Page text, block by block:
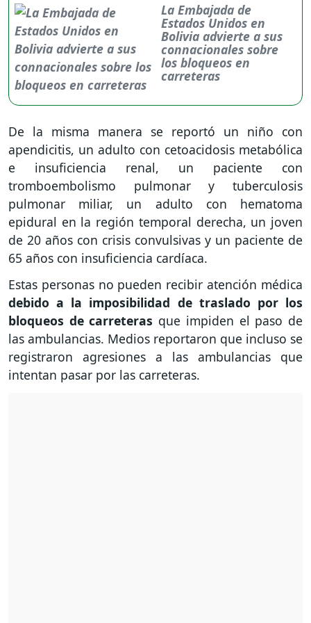
La Embajada de
Estados Unidos en
Bolivia advierte a sus
connacionales sobre
los bloqueos en
carreteras
De la misma manera se reportó un niño con
apendicitis, un adulto con cetoacidosis metabólica
e insuficiencia renal, un paciente con
tromboembolismo pulmonar y tuberculosis
pulmonar miliar, un adulto con hematoma
epidural en la región temporal derecha, un joven
de 20 años con crisis convulsivas y un paciente de
65 años con insuficiencia cardíaca.
Estas personas no pueden recibir atención médica
debido a la imposibilidad de traslado por los
bloqueos de carreteras que impiden el paso de
las ambulancias. Medios reportaron que incluso se
registraron agresiones a las ambulancias que
intentan pasar por las carreteras.